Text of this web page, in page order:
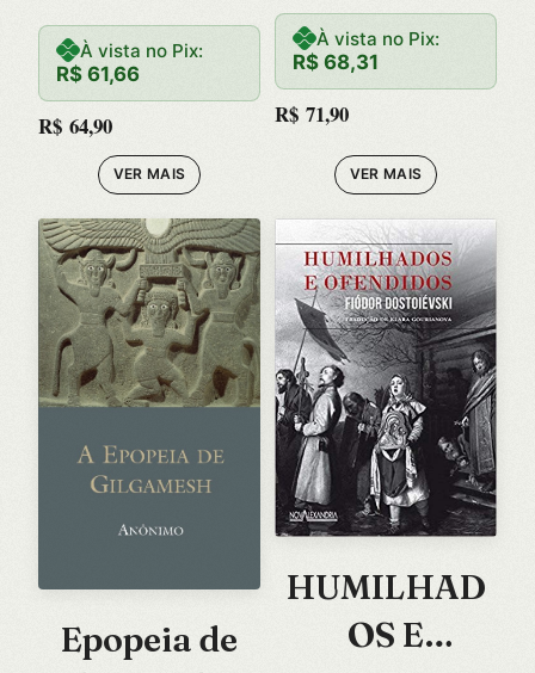
À vista no Pix:
R$ 61,66
R$ 64,90
VER MAIS
À vista no Pix:
R$ 68,31
R$ 71,90
VER MAIS
Epopeia de
HUMILHAD
OS E